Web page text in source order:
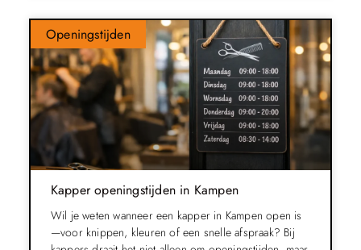
Openingstijden
Kapper openingstijden in Kampen
Wil je weten wanneer een kapper in Kampen open is
—voor knippen, kleuren of een snelle afspraak? Bij